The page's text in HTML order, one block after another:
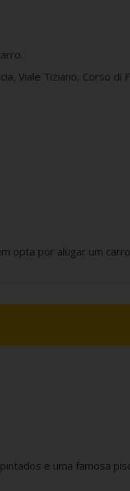
Viale Tiziano, Corso di
opta por alugar um
e uma famosa